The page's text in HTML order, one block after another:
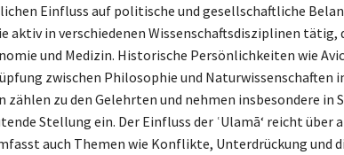
Einfluss auf politische und gesellschaftliche
aktiv in verschiedenen Wissenschaftsdisziplinen
und Medizin. Historische Persönlichkeiten wie
zwischen Philosophie und Naturwissenschaften
zählen zu den Gelehrten und nehmen insbesondere in
Stellung ein. Der Einfluss der ʿUlamā‘ reicht über
auch Themen wie Konflikte, Unterdrückung und